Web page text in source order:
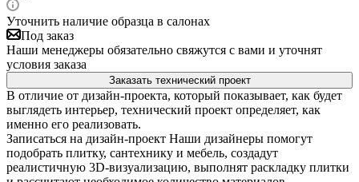
Уточнить наличие образца в салонах
Под заказ
Наши менеджеры обязательно свяжутся с вами и уточнят
условия заказа
Заказать технический проект
В отличие от дизайн-проекта, который показывает, как будет
выглядеть интерьер, технический проект определяет, как
именно его реализовать.
Записаться на дизайн-проект Наши дизайнеры помогут
подобрать плитку, сантехнику и мебель, создадут
реалистичную 3D-визуализацию, выполнят раскладку плитки